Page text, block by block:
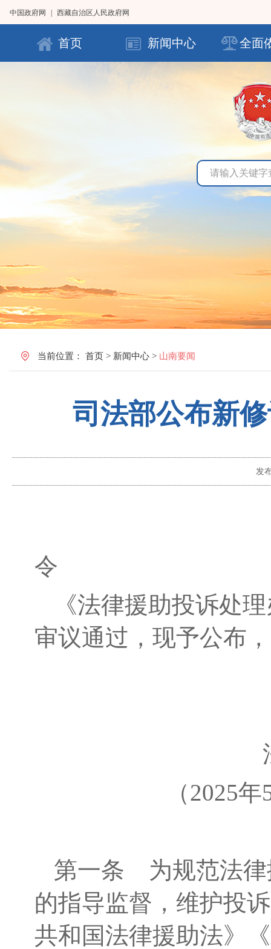
中国政府网 西藏自治区人民政府网
首页 新闻中心 全面
当前位置： 首页 > 新闻中心 > 山南要闻
司法部公布新
发
令
《法律援助投诉处
审议通过，现予公布
（2025
第一条
为规范法
的指导监督，维护投
共和国法律援助法》